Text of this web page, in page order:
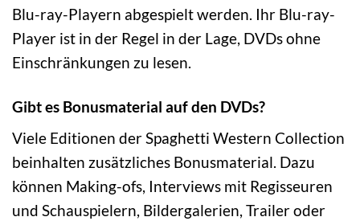
Blu-ray-Playern abgespielt werden. Ihr Blu-ray-
Player ist in der Regel in der Lage, DVDs ohne
Einschränkungen zu lesen.
Gibt es Bonusmaterial auf den DVDs?
Viele Editionen der Spaghetti Western Collection
beinhalten zusätzliches Bonusmaterial. Dazu
können Making-ofs, Interviews mit Regisseuren
und Schauspielern, Bildergalerien, Trailer oder